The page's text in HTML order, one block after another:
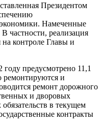
Президентом
Намеченные
частности, реализация
контроле Главы и
предусмотрено 11,1
ремонтируются и
ремонт дорожного
и дворовых
в текущем
контракты